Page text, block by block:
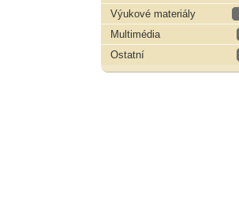
Výukové materiály
Multimédia
Ostatní